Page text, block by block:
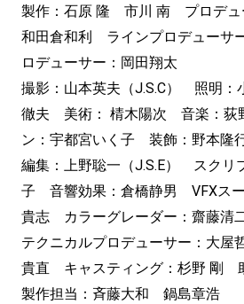
製作：石原 隆 市川 南 プロデュ
和田倉和利 ラインプロデューサ
ロデューサー：岡田翔太
撮影：山本英夫（J.S.C） 照明：
徹夫 美術： 棈木陽次 音楽：荻
ン：宇都宮いく子 装飾：野本隆
編集：上野聡一（J.S.E） スクリ
子 音響効果：倉橋静男 VFXスー
貴志 カラーグレーダー：齋藤清
テクニカルプロデューサー：大
貴直 キャスティング：杉野 剛
製作担当：斉藤大和 鍋島章浩